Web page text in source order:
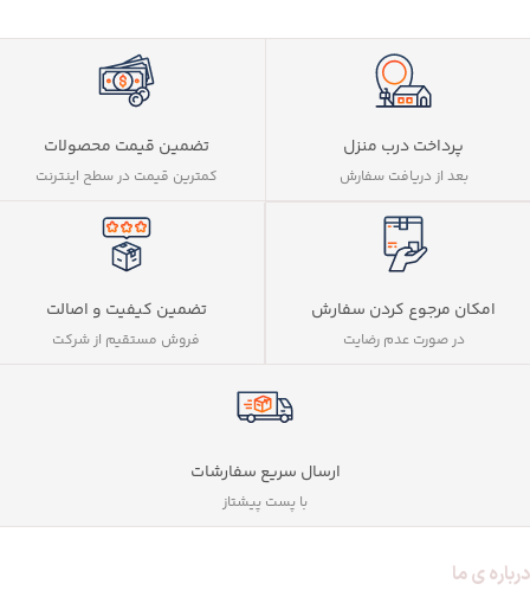
سوالات طبقه بندی شده
پاسخ نامه به صورت کاملا تشریحی
سوالات به روز شده تا آزمون 1402
فقه دکتر سینجلی
کلیک نمایید:کتاب
متون فقه وکالت دکتر
معیر محمدی
پرداخت درب منزل
بعد از دریافت سفارش
تضمین قیمت محصولات
کمترین قیمت در سطح اینترنت
امکان مرجوع کردن سفارش
در صورت عدم رضایت
تضمین کیفیت و اصالت
فروش مستقیم از شرکت
ارسال سریع سفارشات
با پست پیشتاز
درباره ی ما